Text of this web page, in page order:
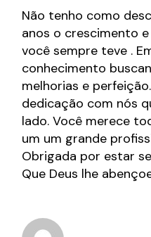
Não tenho como
anos o crescimento
você sempre teve .
conhecimento
melhorias e
dedicação com nós
lado. Você merece
um um grande
Obrigada por estar
Que Deus lhe